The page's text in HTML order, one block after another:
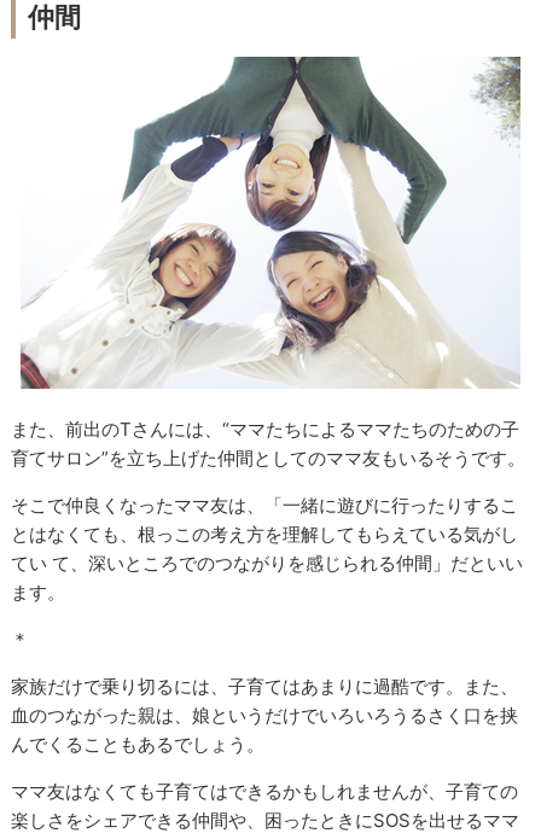
仲間
また、前出のTさんには、“ママたちによるママたちのための子
育てサロン”を立ち上げた仲間としてのママ友もいるそうです。
そこで仲良くなったママ友は、「一緒に遊びに行ったりするこ
とはなくても、根っこの考え方を理解してもらえている気がし
てい て、深いところでのつながりを感じられる仲間」だといい
ます。
＊
家族だけで乗り切るには、子育てはあまりに過酷です。また、
血のつながった親は、娘というだけでいろいろうるさく口を挟
んでくることもあるでしょう。
ママ友はなくても子育てはできるかもしれませんが、子育ての
楽しさをシェアできる仲間や、困ったときにSOSを出せるママ